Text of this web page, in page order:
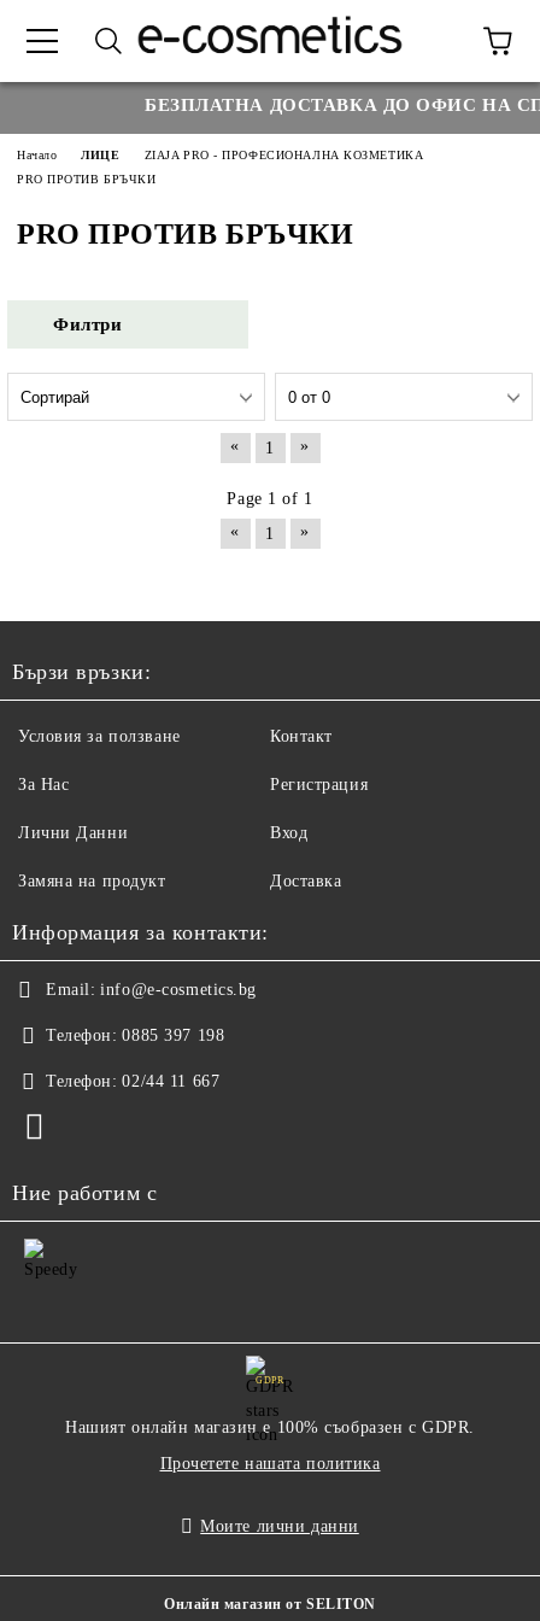
БЕЗПЛАТНА ДОСТАВКА ДО ОФИС НА
Начало ЛИЦЕ
ZIAJA PRO - ПРОФЕСИОНАЛНА КОЗМЕТИКА
PRO ПРОТИВ БРЪЧКИ
PRO ПРОТИВ БРЪЧКИ
Филтри
« 1 »
Page 1 of 1
«
1 »
Бързи връзки:
Условия за ползване
За Нас
Лични Данни
Замяна на продукт
Контакт
Регистрация
Вход
Доставка
Информация за контакти:
Email: info@e-cosmetics.bg
Телефон: 0885 397 198
Телефон: 02/44 11 667
Ние работим с
GDPR
Нашият онлайн магазин е 100% съобразен с GDPR.
Прочетете нашата политика
Моите лични данни
Онлайн магазин от SELITON